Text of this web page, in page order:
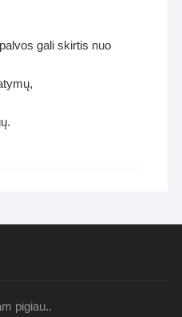
gali skirtis nuo
pigiau..